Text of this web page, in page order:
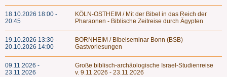
18.10.2026 18:00 -
20:45
KÖLN-OSTHEIM / Mit der Bibel in das Reich der
Pharaonen - Biblische Zeitreise durch Ägypten
19.10.2026 13:30 -
20.10.2026 14:00
BORNHEIM / Bibelseminar Bonn (BSB)
Gastvorlesungen
09.11.2026 -
23.11.2026
Große biblisch-archäologische Israel-Studienreise
v. 9.11.2026 - 23.11.2026